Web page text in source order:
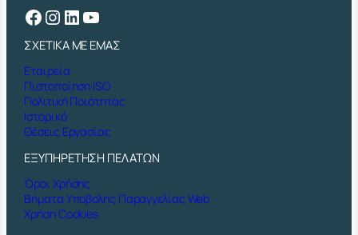
Facebook Instagram Linkedin YouTube
ΣΧΕΤΙΚΑ ΜΕ ΕΜΑΣ
Εταιρεία
Πιστοποίηση ISO
Πολιτική Ποιότητας
Ιστορικό
Θέσεις Εργασίας
ΕΞΥΠΗΡΕΤΗΣΗ ΠΕΛΑΤΩΝ
Όροι Χρήσης
Βήματα Υποβολής Παραγγελίας Web
Χρήση Cookies